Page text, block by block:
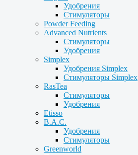
Удобрения
Стимуляторы
Powder Feeding
Advanced Nutrients
Стимуляторы
Удобрения
Simplex
Удобрения Simplex
Стимуляторы Simplex
RasTea
Стимуляторы
Удобрения
Etisso
B.A.C.
Удобрения
Стимуляторы
Greenworld